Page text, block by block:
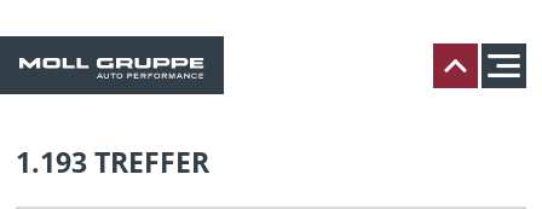
1.193TREFFER